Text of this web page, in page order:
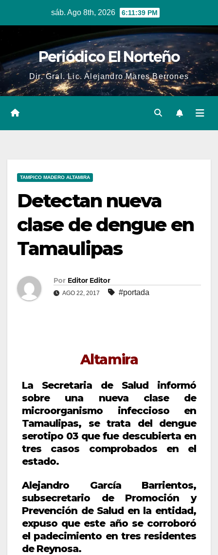
sáb. Ago 8th, 2026 6:11:40 PM
Periódico El Norteño
Dir. Gral. Lic. Alejandro Mares Berrones
TAMPICO MADERO ALTAMIRA
Detectan nueva
clase de dengue en
Tamaulipas
Por Editor Editor
AGO 22, 2017 #portada
Altamira
La Secretaria de Salud informó
sobre una nueva clase de
microorganismo infeccioso en
Tamaulipas, se trata del dengue
serotipo 03 que fue descubierta en
tres casos comprobados en el
estado.
Alejandro García Barrientos,
subsecretario de Promoción y
Prevención de Salud en la entidad,
expuso que este año se corroboró
el padecimiento en tres residentes
de Reynosa.